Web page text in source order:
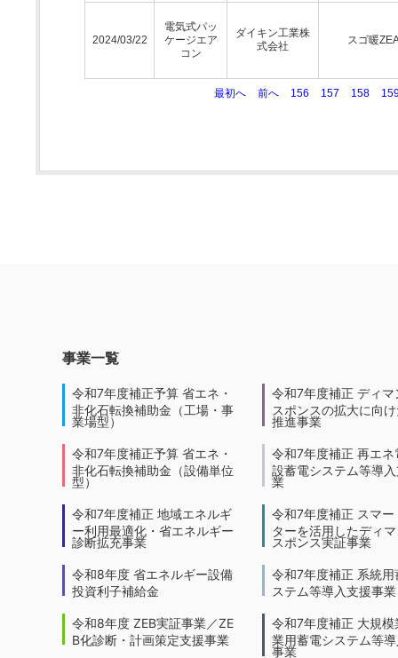
2024/03/22
電気式パッ
ケージエア
コン
ダイキン工業株
式会社
スゴ暖
最初へ 前へ 156 157 158
事業一覧
令和7年度補正予算 省エネ・
非化石転換補助金（工場・事
業場型）
令和7年度補正予算 省エネ・
非化石転換補助金（設備単位
型）
令和7年度補正 地域エネルギ
ー利用最適化・省エネルギー
診断拡充事業
令和8年度 省エネルギー設備
投資利子補給金
令和8年度 ZEB実証事業／ZE
B化診断・計画策定支援事業
令和7年度補正 ディマ
スポンスの拡大に向
推進事業
令和7年度補正 再エネ
設蓄電システム等導
業
令和7年度補正 スマー
ターを活用したディ
スポンス実証事業
令和7年度補正 系統用
ステム等導入支援事業
令和7年度補正 大規模
業用蓄電システム等
事業